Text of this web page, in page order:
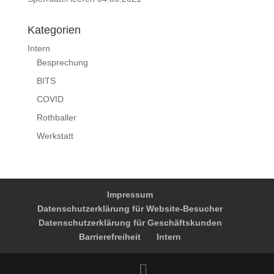
Kategorien
Intern
Besprechung
BITS
COVID
Rothballer
Werkstatt
Impressum
Datenschutzerklärung für Website-Besucher
Datenschutzerklärung für Geschäftskunden
Barrierefreiheit
Intern